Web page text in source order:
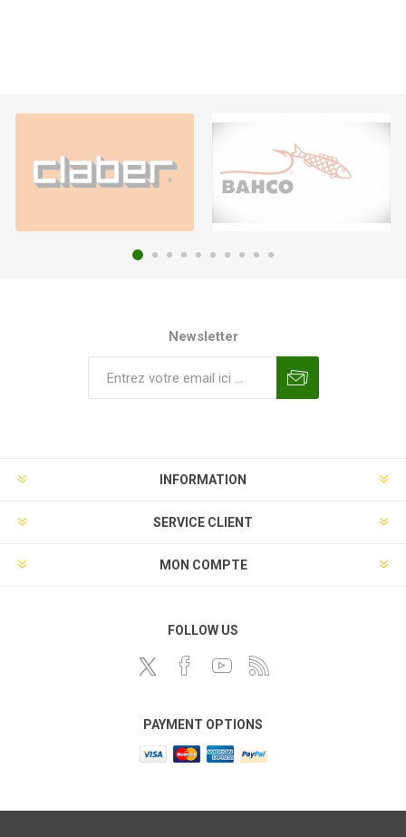
Newsletter
INFORMATION
SERVICE CLIENT
MON COMPTE
FOLLOW US
PAYMENT OPTIONS